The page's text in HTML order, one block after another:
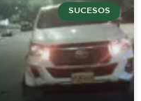
SUCESOS